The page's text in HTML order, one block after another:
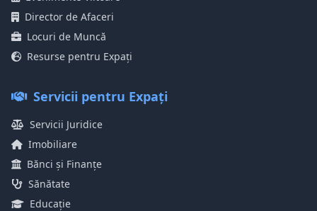
Director de Afaceri
Locuri de Muncă
Resurse pentru Expați
Servicii pentru Expați
Servicii Juridice
Imobiliare
Bănci și Finanțe
Sănătate
Educație